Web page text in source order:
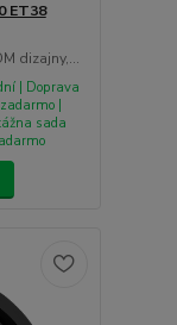
ET38
dizajny,...
| Doprava
|
sada